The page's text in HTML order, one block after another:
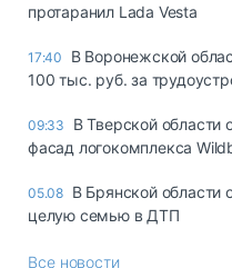
протаранил Lada Vesta
17:40
В Воронежской
100 тыс. руб. за
09:33
В Тверской области
фасад логокомплекса
05.08 В Брянской области
целую семью в ДТП
Все новости